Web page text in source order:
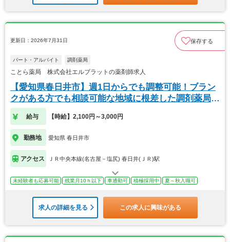
更新日：2026年7月31日 保存する
パート・アルバイト 調剤薬局
ことら薬局 株式会社エルブラットの薬剤師求人
【愛知県春日井市】週1日からでも調整可能！ブラン
クがある方でも相談可能な地域に根差した調剤薬局で
す！
給与 【時給】2,100円～3,000円
勤務地 愛知県 春日井市
アクセス ＪＲ中央本線(名古屋－塩尻) 春日井(ＪＲ)駅
未経験者も応募可能 残業月10ｈ以下 車通勤可 積極採用中 夏～秋入職可
求人の詳細を見る この求人に興味がある